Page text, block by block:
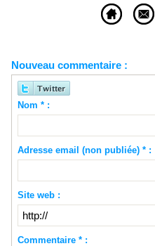
Nouveau commentaire :
Nom * :
Adresse email (non publiée) * :
Site web :
Commentaire * :